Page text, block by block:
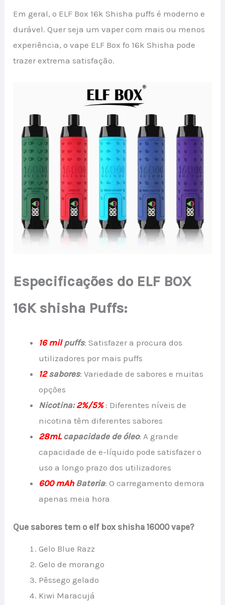
Em geral, o ELF Box 16k Shisha puffs é moderno e
durável. Quer seja um vaper com mais ou menos
experiência, o vape ELF Box fo 16k Shisha pode
trazer extrema satisfação.
Especificações do ELF BOX
16K shisha Puffs:
16 milpuffs: Satisfazer a procura dos
utilizadores por mais puffs
12sabores: Variedade de sabores e muitas
opções
Nicotina:2%/5% : Diferentes níveis de
nicotina têm diferentes sabores
28mLcapacidade de óleo: A grande
capacidade de e-líquido pode satisfazer o
uso a longo prazo dos utilizadores
600 mAhBateria: O carregamento demora
apenas meia hora
Que sabores tem o elf box shisha 16000 vape?
Gelo Blue Razz
Gelo de morango
Pêssego gelado
Kiwi Maracujá